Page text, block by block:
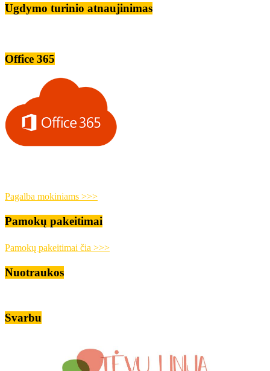
Ugdymo turinio atnaujinimas
Office 365
Pagalba mokiniams >>>
Pamokų pakeitimai
Pamokų pakeitimai čia >>>
Nuotraukos
Svarbu